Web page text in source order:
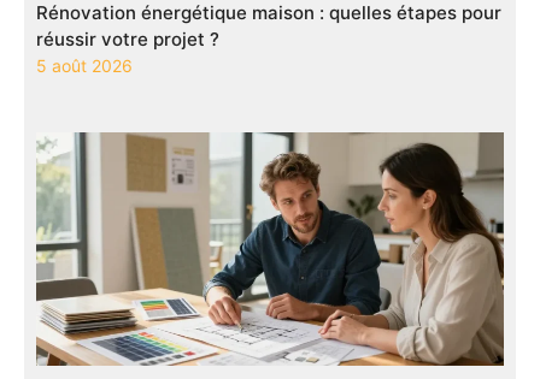
Rénovation énergétique maison : quelles étapes pour
réussir votre projet ?
5 août 2026